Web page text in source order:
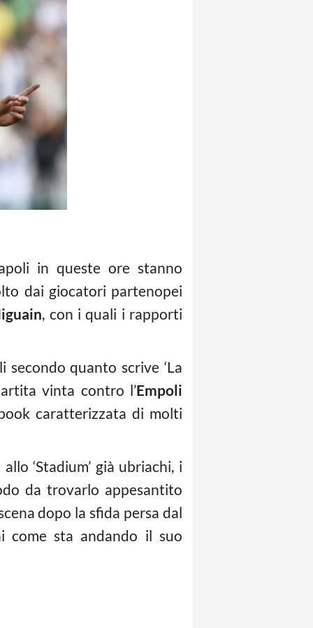
in queste ore stanno
dai giocatori partenopei
, con i quali i rapporti
secondo quanto scrive ‘La
vinta contro l’Empoli
caratterizzata di molti
‘Stadium’ già ubriachi, i
da trovarlo appesantito
dopo la sfida persa dal
come sta andando il suo